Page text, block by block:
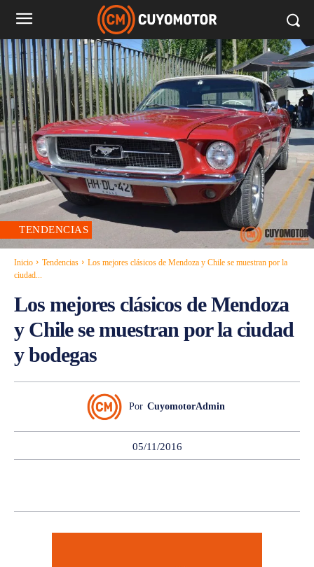
TENDENCIAS
Inicio Tendencias
Los mejores clásicos de Mendoza y Chile se muestran por la
ciudad...
Los mejores clásicos de Mendoza
y Chile se muestran por la ciudad
y bodegas
Por CuyomotorAdmin
05/11/2016